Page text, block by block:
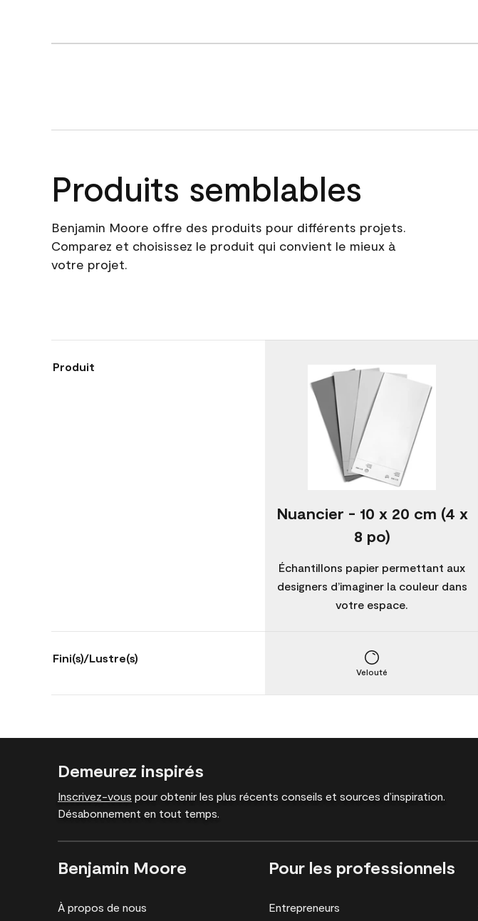
Produits semblables
Benjamin Moore offre des produits pour différents projets.
Comparez et choisissez le produit qui convient le mieux à
votre projet.
Produit
Nuancier - 10 x 20 cm (4 x
8 po)
Échantillons papier permettant aux
designers d’imaginer la couleur dans
votre espace.
Fini(s)/Lustre(s)
Velouté
Demeurez inspirés
Inscrivez-vous pour obtenir les plus récents conseils et sources d’inspiration.
Désabonnement en tout temps.
Benjamin Moore
À propos de nous
Pour les professionnels
Entrepreneurs